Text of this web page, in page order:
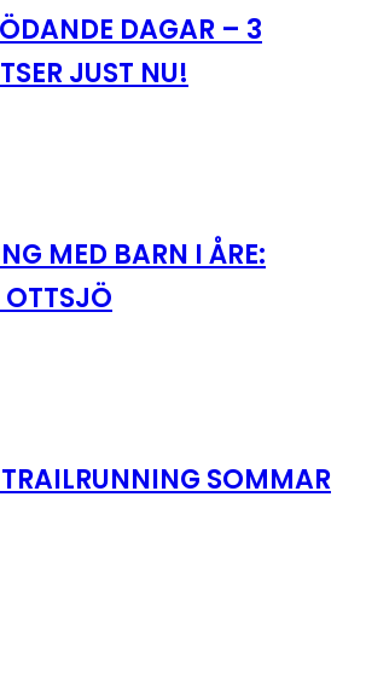
DAGAR – 3
JUST NU!
MED BARN I ÅRE:
OTTSJÖ
SOMMAR